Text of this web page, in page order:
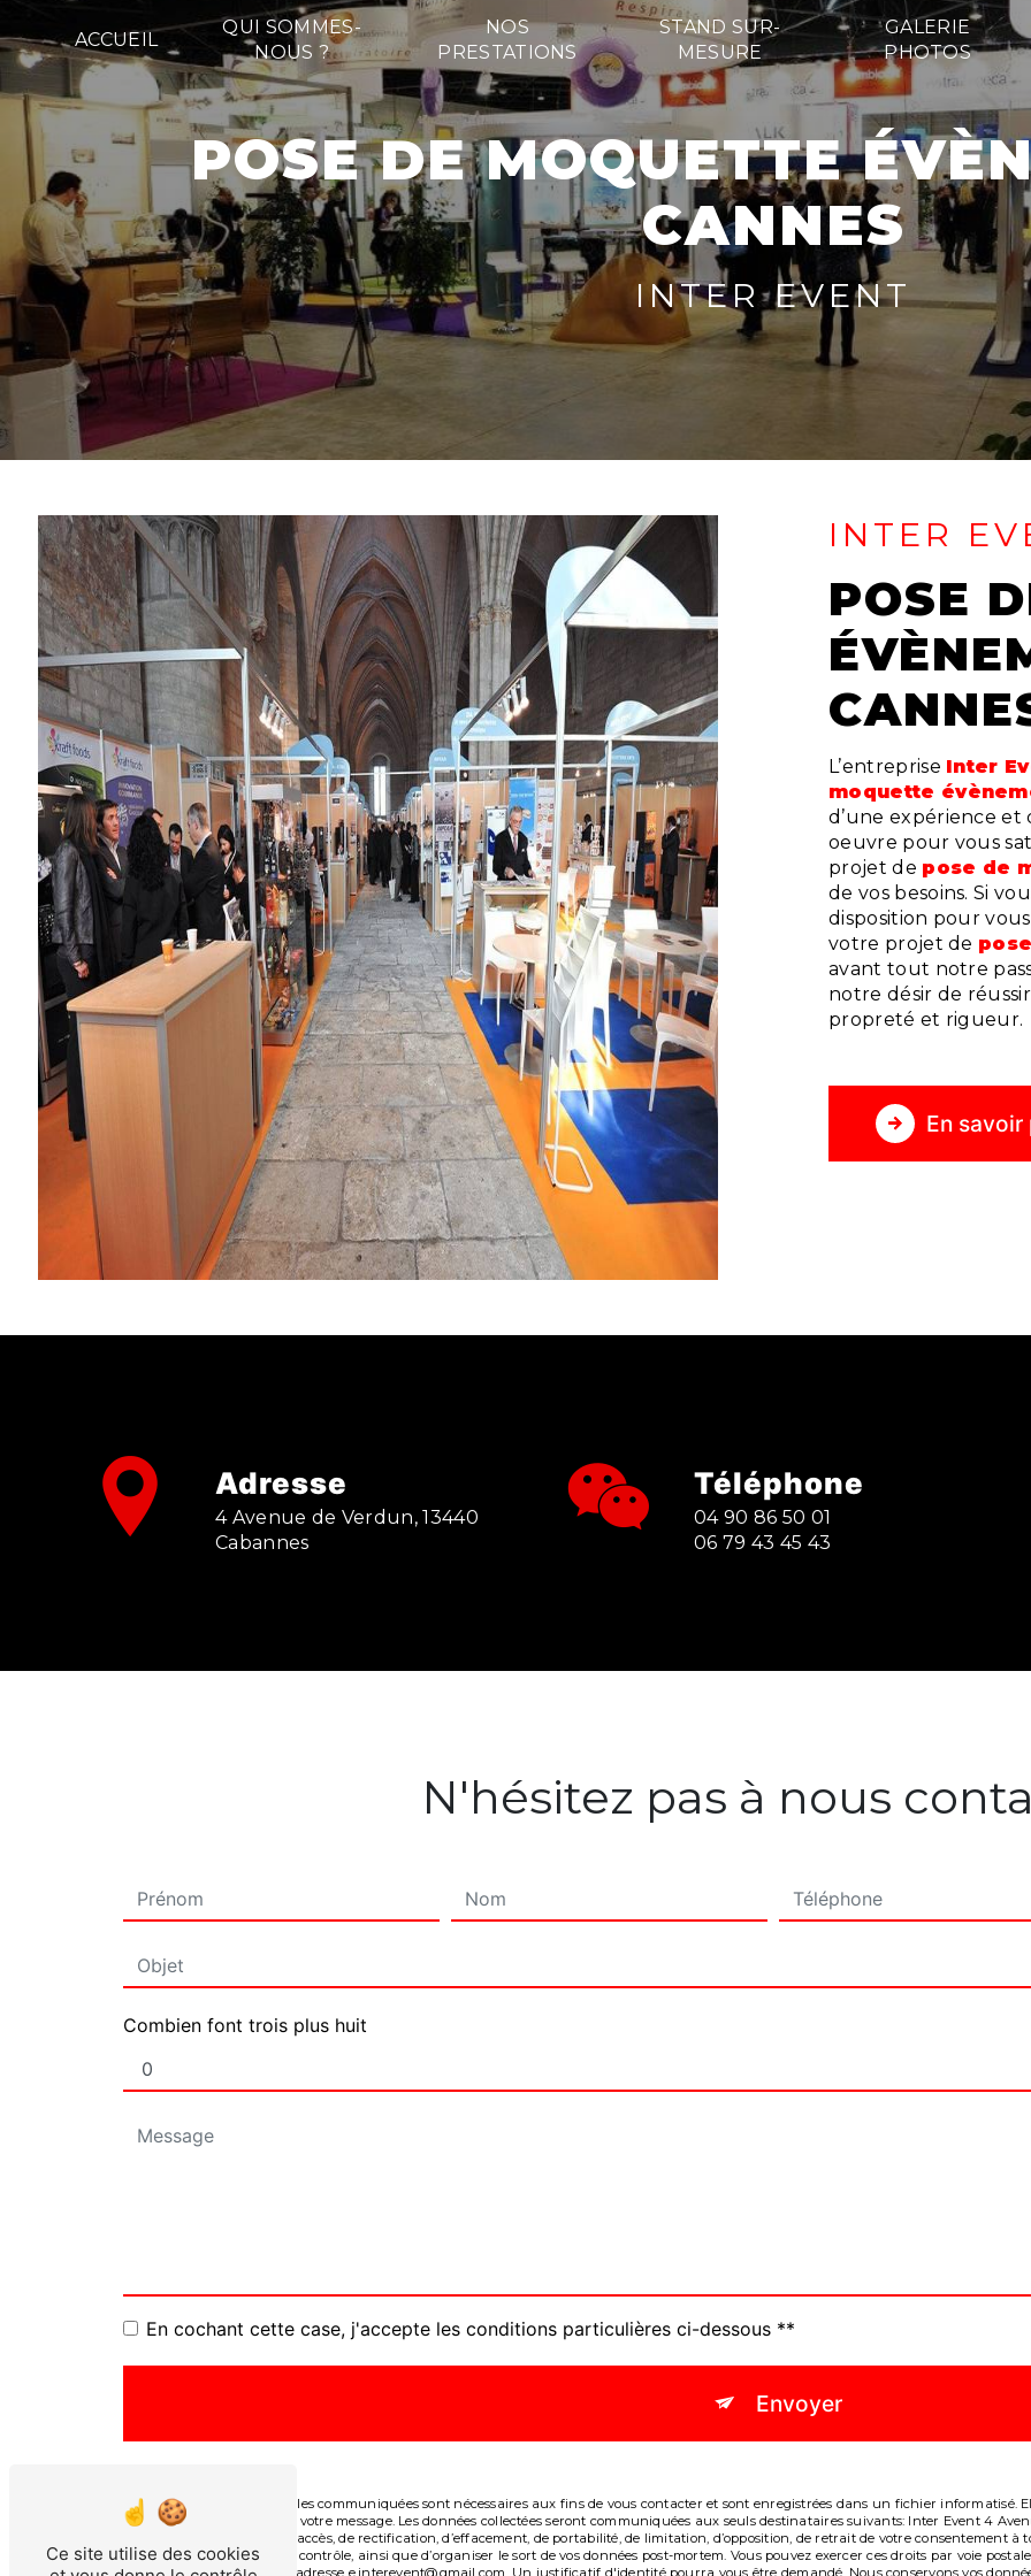
ACCUEIL
QUI SOMMES-
NOUS ?
NOS
PRESTATIONS
STAND SUR-
MESURE
GALERIE
PHOTOS
POSE DE MOQUETTE ÉVÈNEMENTIEL
CANNES
INTER EVENT
INTER
POSE DE MOQUETTE
L’entreprise Inter
moquette
d’une expérience
oeuvre pour vous
projet de pose de
de vos besoins. Si
disposition pour
votre projet de
avant tout notre
notre désir de
propreté et rigueur.
En savoir
Adresse
4 Avenue de Verdun, 13440
Cabannes
Téléphone
04 90 86 50 01
06 79 43 45 43
N'hésitez pas à nous
Combien font trois plus huit
En cochant cette case, j'accepte les conditions particulières ci-dessous **
Envoyer
** Les données personnelles communiquées sont nécessaires aux fins de vous contacter et sont enregistrées dans un fichier informatisé.
le seul but de répondre à votre message. Les données collectées seront communiquées aux seuls destinataires suivants: Inter Event 4
Vous disposez de droits d’accès, de rectification, d’effacement, de portabilité, de limitation, d’opposition, de retrait de votre
auprès d’une autorité de contrôle, ainsi que d’organiser le sort de vos données post-mortem. Vous pouvez exercer ces droits par voie
courrier électronique à l'adresse e.interevent@gmail.com. Un justificatif d'identité pourra vous être demandé. Nous conservons vos
Panneau de gestion des cookies
Ce site utilise des cookies